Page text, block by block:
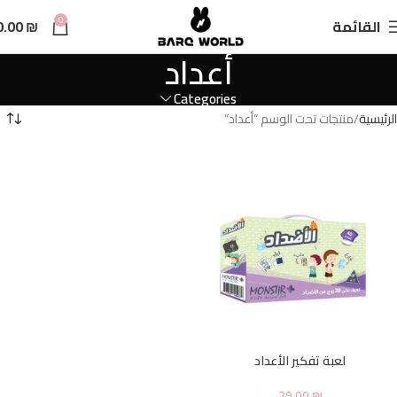
القائمة 0
₪
أعداد
Categories
الرئيسية منتجات تحت الوسم “أعداد”
لعبة تفكير الأعداد